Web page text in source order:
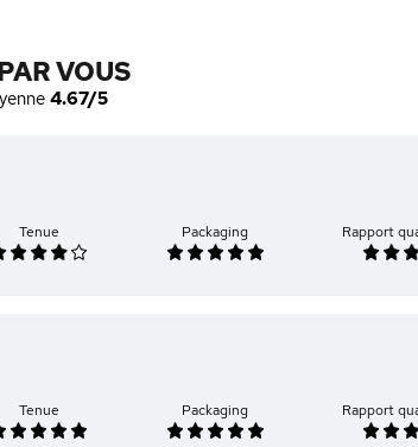
VOUS
4.67/5
Tenue Packaging Rapport
Tenue Packaging Rapport